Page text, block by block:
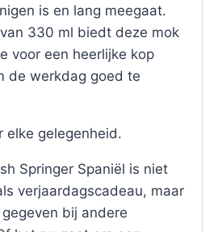
is en lang meegaat.
330 ml biedt deze mok
voor een heerlijke kop
de werkdag goed te
elke gelegenheid.
Springer Spaniël is niet
verjaardagscadeau, maar
bij andere